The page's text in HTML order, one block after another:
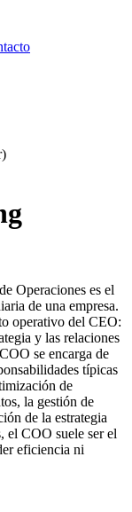
Operaciones es el
de una empresa.
operativo del CEO:
y las relaciones
se encarga de
típicas
de
la gestión de
de la estrategia
el COO suele ser el
eficiencia ni